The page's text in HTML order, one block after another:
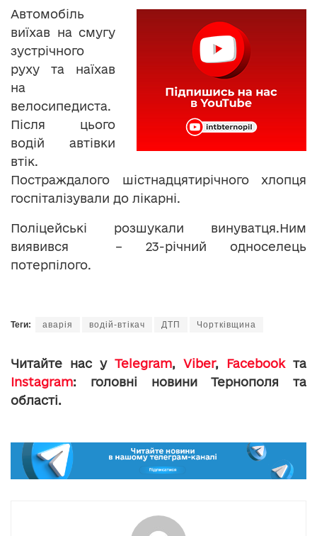
Автомобіль
виїхав на смугу
зустрічного
руху та наїхав
на
велосипедиста.
Після цього
водій автівки
втік.
Постраждалого шістнадцятирічного хлопця
госпіталізували до лікарні.
Поліцейські розшукали винуватця.Ним
виявився – 23-річний односелець
потерпілого.
Теги: аварія водій-втікач ДТП Чортківщина
Читайте нас у Telegram, Viber, Facebookта
Instagram: головні новини Тернополя та
області.